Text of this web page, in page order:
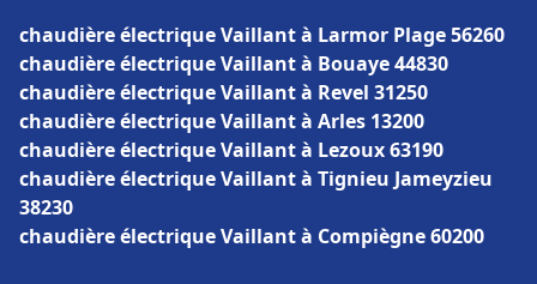
chaudière électrique Vaillant à Larmor Plage 56260
chaudière électrique Vaillant à Bouaye 44830
chaudière électrique Vaillant à Revel 31250
chaudière électrique Vaillant à Arles 13200
chaudière électrique Vaillant à Lezoux 63190
chaudière électrique Vaillant à Tignieu Jameyzieu
38230
chaudière électrique Vaillant à Compiègne 60200